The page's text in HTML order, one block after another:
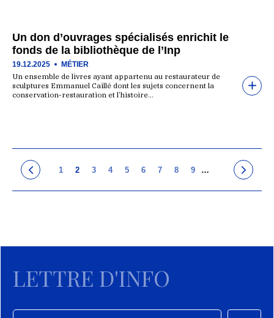
Un don d’ouvrages spécialisés enrichit le
fonds de la bibliothèque de l’Inp
19.12.2025 MÉTIER
Un ensemble de livres ayant appartenu au restaurateur de
sculptures Emmanuel Caillé dont les sujets concernent la
conservation-restauration et l’histoire…
1 2 3 4 5 6 7 8 9 …
LETTRE D'INFO